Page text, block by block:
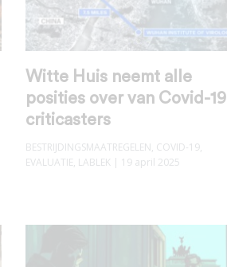
Witte Huis neemt alle
posities over van Covid-19
criticasters
BESTRIJDINGSMAATREGELEN, COVID-19,
EVALUATIE, LABLEK | 19 april 2025